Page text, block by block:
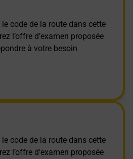
code de la route dans cette
l’offre d’examen proposée
à votre besoin
code de la route dans cette
l’offre d’examen proposée